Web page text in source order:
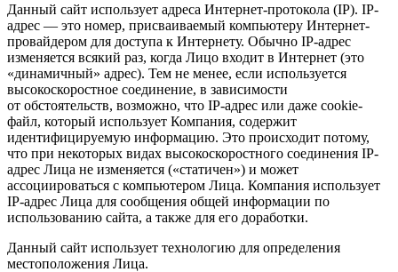
Данный сайт использует адреса Интернет-протокола (IP). IP-
адрес — это номер, присваиваемый компьютеру Интернет-
провайдером для доступа к Интернету. Обычно IP-адрес
изменяется всякий раз, когда Лицо входит в Интернет (это
«динамичный» адрес). Тем не менее, если используется
высокоскоростное соединение, в зависимости
от обстоятельств, возможно, что IP-адрес или даже cookie-
файл, который использует Компания, содержит
идентифицируемую информацию. Это происходит потому,
что при некоторых видах высокоскоростного соединения IP-
адрес Лица не изменяется («статичен») и может
ассоциироваться с компьютером Лица. Компания использует
IP-адрес Лица для сообщения общей информации по
использованию сайта, а также для его доработки.
Данный сайт использует технологию для определения
местоположения Лица.